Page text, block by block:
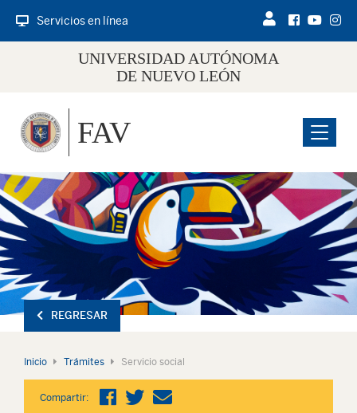
Servicios en línea
UNIVERSIDAD AUTÓNOMA
DE NUEVO LEÓN
Menu
FAV
REGRESAR
Inicio Trámites Servicio social
Compartir: